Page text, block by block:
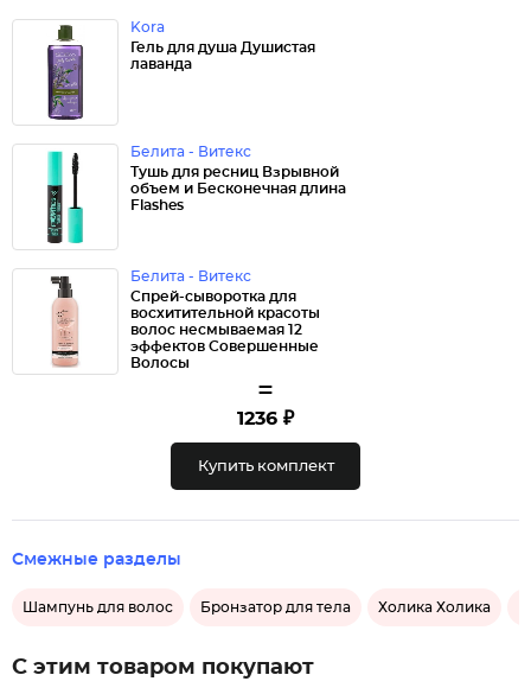
Kora
Гель для душа Душистая
лаванда
Белита - Витекс
Тушь для ресниц Взрывной
объем и Бесконечная длина
Flashes
Белита - Витекс
Спрей-сыворотка для
восхитительной красоты
волос несмываемая 12
эффектов Совершенные
Волосы
=
1236 ₽
Купить комплект
Смежные разделы
Шампунь для волос Бронзатор для тела Холика Холика
С этим товаром покупают